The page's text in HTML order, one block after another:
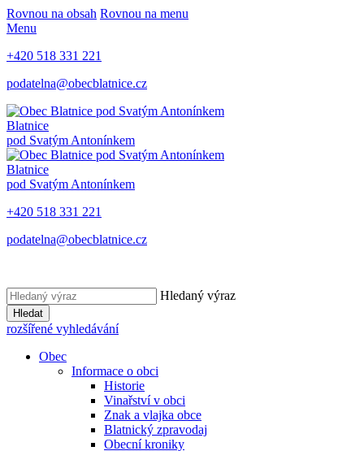
Rovnou na obsah Rovnou na menu
Menu
+420 518 331 221
podatelna@obecblatnice.cz
Blatnice
pod Svatým Antonínkem
Blatnice
pod Svatým Antonínkem
+420 518 331 221
podatelna@obecblatnice.cz
Hledaný výraz
Hledat
rozšířené vyhledávání
Obec
Informace o obci
Historie
Vinařství v obci
Znak a vlajka obce
Blatnický zpravodaj
Obecní kroniky